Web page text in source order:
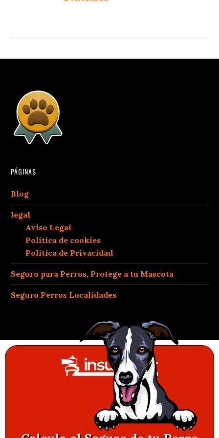
PÁGINAS
Blog
legal
Aviso Legal
Política de cookies
Política de Privacidad
Seguro para Perros, Protege a tu Mascota
Seguro Perros Localidades